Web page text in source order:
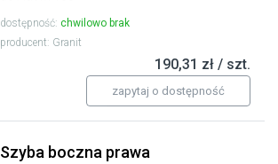
dostępność: chwilowo brak
producent: Granit
190,31 zł / szt.
zapytaj o dostępność
Szyba boczna prawa